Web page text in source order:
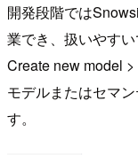
開発段階では
業でき、扱いやすい
Create new model
モデルまたはセマ
す。